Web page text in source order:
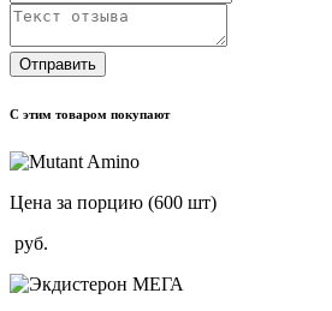
Отправить
С этим товаром покупают
Цена за порцию (600 шт)
руб.